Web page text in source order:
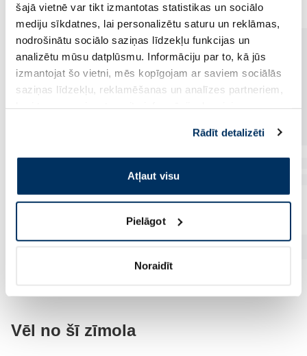
šajā vietnē var tikt izmantotas statistikas un sociālo
mediju sīkdatnes, lai personalizētu saturu un reklāmas,
nodrošinātu sociālo saziņas līdzekļu funkcijas un
analizētu mūsu datplūsmu. Informāciju par to, kā jūs
izmantojat šo vietni, mēs kopīgojam ar saviem sociālās
saziņas līdzekļu, reklamēšanas un analīzes partneriem,
pakalpojumus. Ja piekrītat šo papildu sīkdatņu
izmantošanai, lūdzu, atzīmējiet savu izvēli:
Rādīt detalizēti
Atļaut visu
Pielāgot
Noraidīt
Vēl no šī zīmola